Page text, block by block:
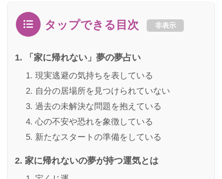
タップできる目次 非表示
「家に帰れない」夢の夢占い
現実逃避の気持ちを表している
自分の居場所を見つけられていない
過去の未解決な問題を抱えている
心の不安や恐れを象徴している
新たなスタートの準備をしている
家に帰れないの夢が持つ運気とは